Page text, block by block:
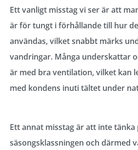
Ett vanligt misstag vi ser är att
är för tungt i förhållande till hur
användas, vilket snabbt märks
vandringar. Många underskattar
är med bra ventilation, vilket kan
med kondens inuti tältet under
Ett annat misstag är att inte tänka
säsongsklassningen och därmed